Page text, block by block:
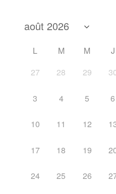
L M M J
27
28 29
3 4 5 6
10 11 12
17 18 19
24 25 26